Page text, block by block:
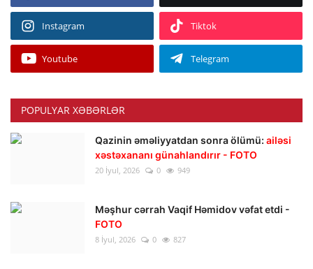
Instagram Tiktok
Youtube Telegram
POPULYAR XƏBƏRLƏR
Qazinin əməliyyatdan sonra ölümü: ailəsi
xəstəxananı günahlandırır - FOTO
20 İyul, 2026 0 949
Məşhur cərrah Vaqif Həmidov vəfat etdi -
FOTO
8 İyul, 2026 0 827